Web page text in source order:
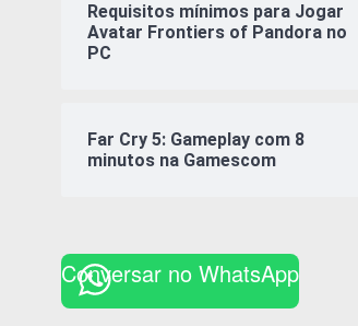
Requisitos mínimos para Jogar
Avatar Frontiers of Pandora no
PC
Far Cry 5: Gameplay com 8
minutos na Gamescom
Conversar no WhatsApp